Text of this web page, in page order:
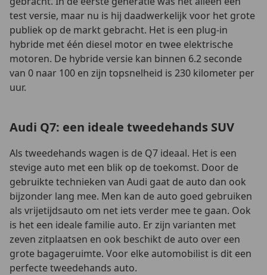
test versie, maar nu is hij daadwerkelijk voor het grote
publiek op de markt gebracht. Het is een plug-in
hybride met één diesel motor en twee elektrische
motoren. De hybride versie kan binnen 6.2 seconde
van 0 naar 100 en zijn topsnelheid is 230 kilometer per
uur.
Audi Q7: een ideale tweedehands SUV
Als tweedehands wagen is de Q7 ideaal. Het is een
stevige auto met een blik op de toekomst. Door de
gebruikte technieken van Audi gaat de auto dan ook
bijzonder lang mee. Men kan de auto goed gebruiken
als vrijetijdsauto om net iets verder mee te gaan. Ook
is het een ideale familie auto. Er zijn varianten met
zeven zitplaatsen en ook beschikt de auto over een
grote bagageruimte. Voor elke automobilist is dit een
perfecte tweedehands auto.